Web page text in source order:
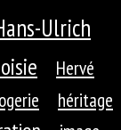
Ulrich
Hervé
héritage